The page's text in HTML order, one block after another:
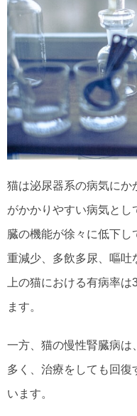
猫は泌尿器系の病気にか
がかかりやすい病気とし
臓の機能が徐々に低下
重減少、多飲多尿、嘔吐
上の猫における有病率
ます。
一方、猫の慢性腎臓病は
多く、治療をしても回復
います。